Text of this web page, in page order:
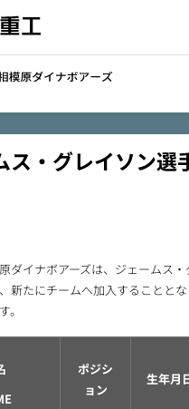
ス・グレイソン選
ダイナボアーズは、ジェームス
新たにチームへ加入することと
。
ポジシ
ョン
生年月